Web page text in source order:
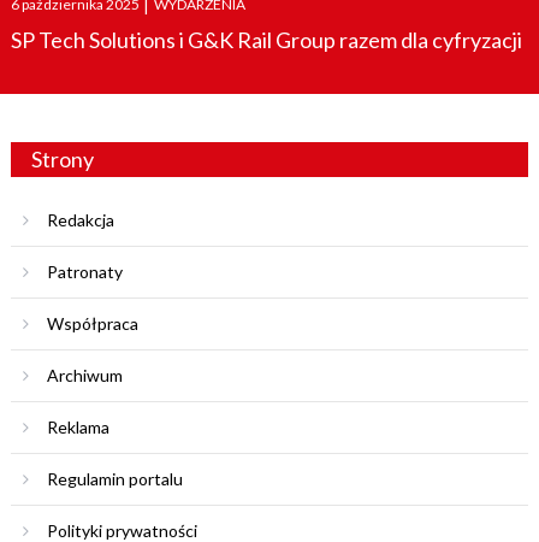
on
6 października 2025 | WYDARZENIA
SP Tech Solutions i G&K Rail Group razem dla cyfryzacji
Strony
Redakcja
Patronaty
Współpraca
Archiwum
Reklama
Regulamin portalu
Polityki prywatności